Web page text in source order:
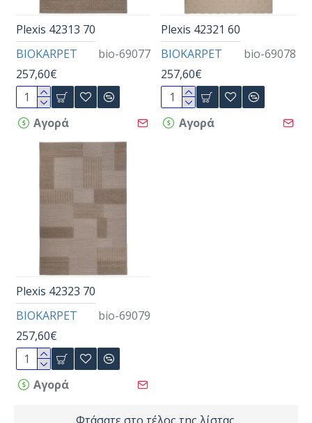
BIOKARPET bio-69077
Plexis 42313 70
257,60€
Αγορά
BIOKARPET bio-69078
Plexis 42321 60
257,60€
Αγορά
BIOKARPET bio-69079
Plexis 42323 70
257,60€
Αγορά